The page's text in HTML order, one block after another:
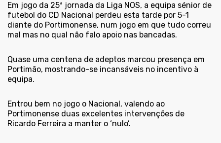
Em jogo da 25ª jornada da Liga NOS, a equipa sénior de
futebol do CD Nacional perdeu esta tarde por 5-1
diante do Portimonense, num jogo em que tudo correu
mal mas no qual não falo apoio nas bancadas.
Quase uma centena de adeptos marcou presença em
Portimão, mostrando-se incansáveis no incentivo à
equipa.
Entrou bem no jogo o Nacional, valendo ao
Portimonense duas excelentes intervenções de
Ricardo Ferreira a manter o ‘nulo’.